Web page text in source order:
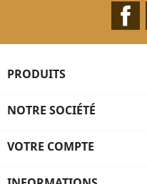
PRODUITS
NOTRE SOCIÉTÉ
VOTRE COMPTE